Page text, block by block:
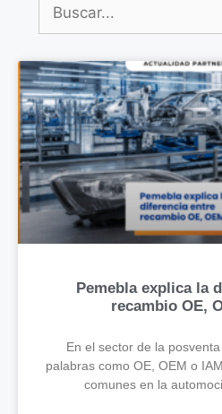
Pemebla explica la
recambio OE,
En el sector de la
palabras como OE, OEM o
comunes en la